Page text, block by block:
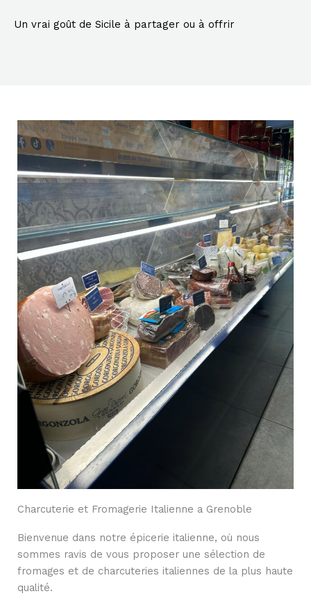
Un vrai goût de Sicile à partager ou à offrir
Charcuterie et Fromagerie Italienne a Grenoble
Bienvenue dans notre épicerie italienne, où nous
sommes ravis de vous proposer une sélection de
fromages et de charcuteries italiennes de la plus haute
qualité.